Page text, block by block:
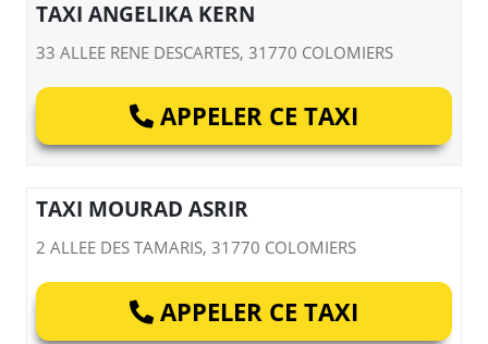
TAXI ANGELIKA KERN
33 ALLEE RENE DESCARTES, 31770 COLOMIERS
APPELER CE TAXI
TAXI MOURAD ASRIR
2 ALLEE DES TAMARIS, 31770 COLOMIERS
APPELER CE TAXI